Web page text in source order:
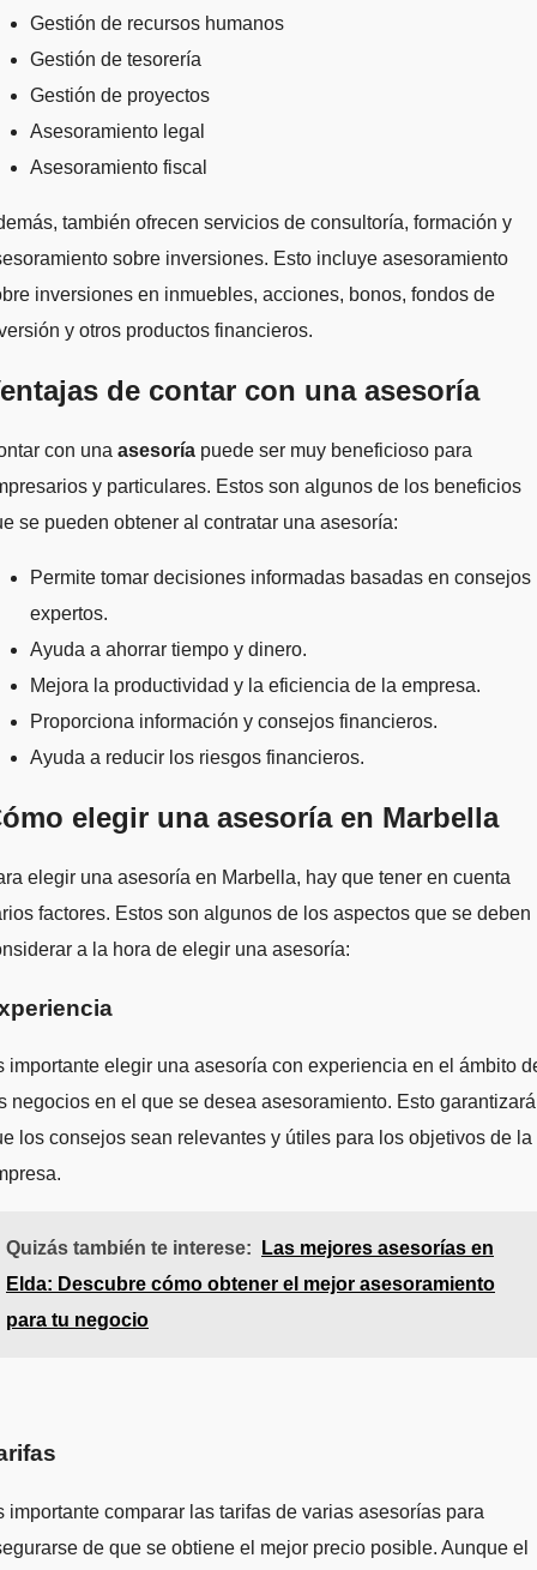
Gestión de recursos humanos
Gestión de tesorería
Gestión de proyectos
Asesoramiento legal
Asesoramiento fiscal
también ofrecen servicios de consultoría, formación y
sobre inversiones. Esto incluye asesoramiento
inversiones en inmuebles, acciones, bonos, fondos de
y otros productos financieros.
de contar con una asesoría
con una asesoría puede ser muy beneficioso para
y particulares. Estos son algunos de los beneficios
se pueden obtener al contratar una asesoría:
Permite tomar decisiones informadas basadas en consejos
expertos.
Ayuda a ahorrar tiempo y dinero.
Mejora la productividad y la eficiencia de la empresa.
Proporciona información y consejos financieros.
Ayuda a reducir los riesgos financieros.
elegir una asesoría en Marbella
elegir una asesoría en Marbella, hay que tener en cuenta
factores. Estos son algunos de los aspectos que se deben
a la hora de elegir una asesoría:
importante elegir una asesoría con experiencia en el ámbito
negocios en el que se desea asesoramiento. Esto garantizará
los consejos sean relevantes y útiles para los objetivos de la
Quizás también te interese:
Las mejores asesorías en
Elda: Descubre cómo obtener el mejor asesoramiento
para tu negocio
importante comparar las tarifas de varias asesorías para
de que se obtiene el mejor precio posible. Aunque el